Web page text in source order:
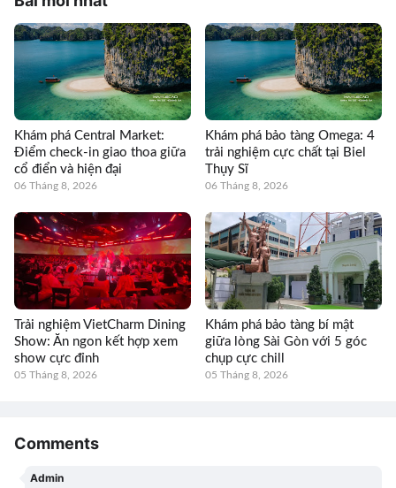
Khám phá Central Market:
Điểm check-in giao thoa giữa
cổ điển và hiện đại
06 Tháng 8, 2026
Khám phá bảo tàng Omega: 4
trải nghiệm cực chất tại Biel
Thụy Sĩ
06 Tháng 8, 2026
Trải nghiệm VietCharm Dining
Show: Ăn ngon kết hợp xem
show cực đỉnh
05 Tháng 8, 2026
Khám phá bảo tàng bí mật
giữa lòng Sài Gòn với 5 góc
chụp cực chill
05 Tháng 8, 2026
Comments
Admin